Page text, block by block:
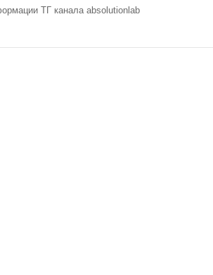
ТГ канала absolutionlab